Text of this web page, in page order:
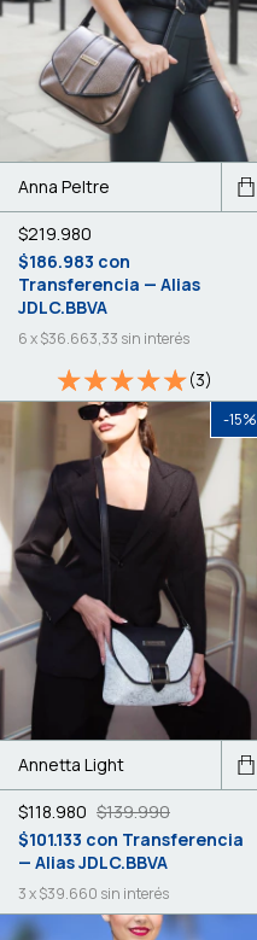
Anna Peltre
$219.980
$186.983 con
Transferencia — Alias
JDLC.BBVA
6x$36.663,33 sin interés
(3)
-15%
Annetta Light
$118.980 $139.990
$101.133 con Transferencia
— Alias JDLC.BBVA
3x$39.660 sin interés